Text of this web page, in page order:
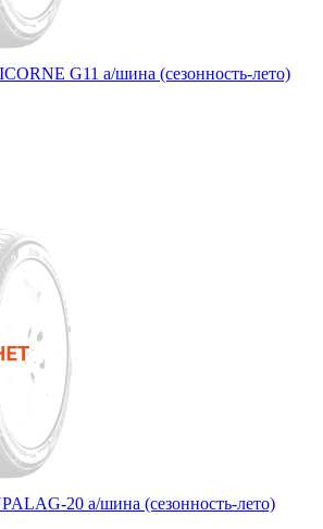
G11 а/шина (сезонность-лето)
20 а/шина (сезонность-лето)